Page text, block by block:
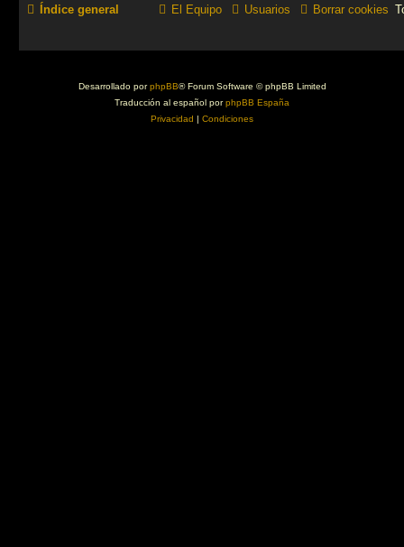
Índice general Borrar cookies
Usuarios
El Equipo
Desarrollado porphpBB® Forum Software © phpBB Limited
Traducción al español porphpBB España
Privacidad | Condiciones